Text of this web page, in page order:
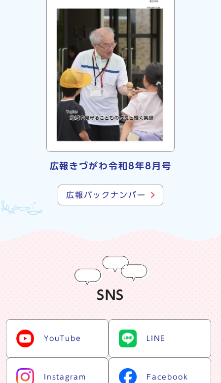
広報きづがわ令和8年8月号
広報バックナンバー
SNS
snsリスト
YouTube LINE
Instagram Facebook